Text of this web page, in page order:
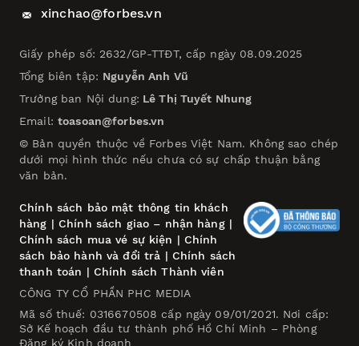
xinchao@forbes.vn
Giấy phép số: 2632/GP-TTĐT, cấp ngày 08.09.2025
Tổng biên tập: Nguyễn Anh Vũ
Trưởng ban Nội dung: Lê Thị Tuyết Nhung
Email: toasoan@forbes.vn
© Bản quyền thuộc về Forbes Việt Nam. Không sao chép
dưới mọi hình thức nếu chưa có sự chấp thuận bằng
văn bản.
Chính sách bảo mật thông tin khách
hàng | Chính sách giao – nhận hàng|
Chính sách mua vé sự kiện | Chính
sách bảo hành và đổi trả | Chính sách
thanh toán | Chính sách Thành viên
CÔNG TY CỔ PHẦN PHC MEDIA
Mã số thuế: 0316670508 cấp ngày 09/01/2021. Nơi cấp:
Sở Kế hoạch đầu tư thành phố Hồ Chí Minh – Phòng
Đăng ký Kinh doanh